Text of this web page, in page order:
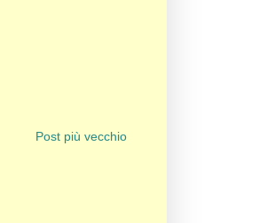
Post più vecchio